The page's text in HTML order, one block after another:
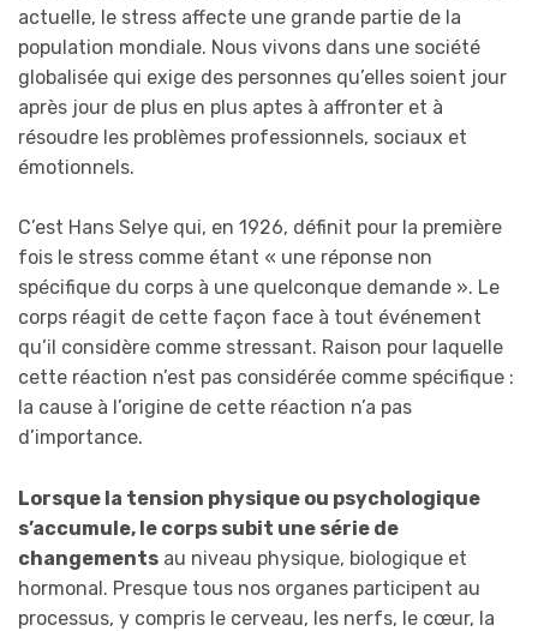
actuelle, le stress affecte une grande partie de la
population mondiale. Nous vivons dans une société
globalisée qui exige des personnes qu’elles soient jour
après jour de plus en plus aptes à affronter et à
résoudre les problèmes professionnels, sociaux et
émotionnels.
C’est Hans Selye qui, en 1926, définit pour la première
fois le stress comme étant « une réponse non
spécifique du corps à une quelconque demande ». Le
corps réagit de cette façon face à tout événement
qu’il considère comme stressant. Raison pour laquelle
cette réaction n’est pas considérée comme spécifique :
la cause à l’origine de cette réaction n’a pas
d’importance.
Lorsque la tension physique ou psychologique
s’accumule, le corps subit une série de
changements au niveau physique, biologique et
hormonal. Presque tous nos organes participent au
processus, y compris le cerveau, les nerfs, le cœur, la